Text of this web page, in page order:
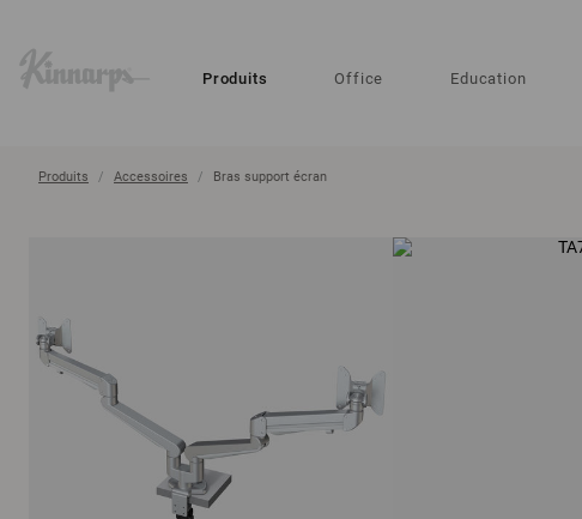
Produits Office Education
Produits Accessoires Bras support écran